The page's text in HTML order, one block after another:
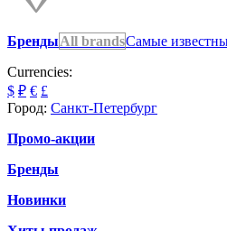
БрендыAll brandsСамые
Currencies:
$ ₽ € £
Город: Санкт-Петербург
Промо-акции
Бренды
Новинки